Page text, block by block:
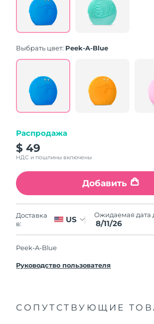
Same
page
link.
Выбрать цвет: Peek-A-Blue
Распродажа
$ 49
НДС и пошлины включены
Добавить
Доставка
в:
US Ожидаемая дата
8/11/26
Peek-A-Blue
Руководство пользователя
СОПУТСТВУЮЩИЕ